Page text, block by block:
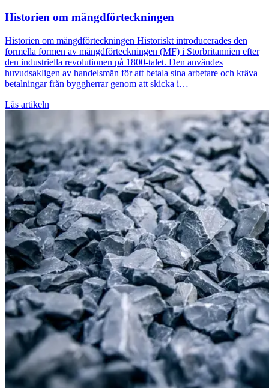
Historien om mängdförteckningen
Historien om mängdförteckningen Historiskt introducerades den
formella formen av mängdförteckningen (MF) i Storbritannien efter
den industriella revolutionen på 1800-talet. Den användes
huvudsakligen av handelsmän för att betala sina arbetare och kräva
betalningar från byggherrar genom att skicka i…
Läs artikeln